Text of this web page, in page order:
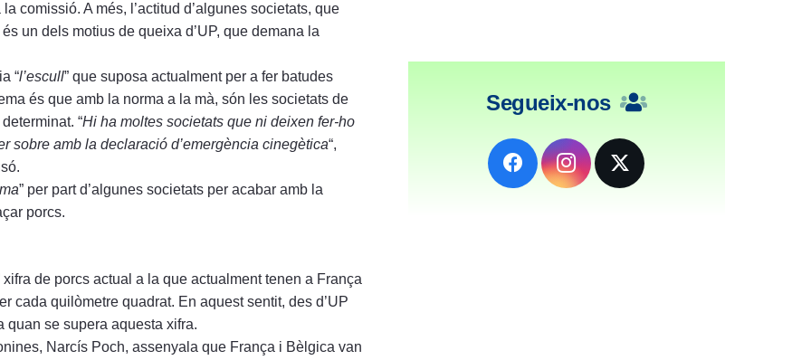
la comissió. A més, l’actitud d’algunes societats, que
un dels motius de queixa d’UP, que demana la
“l’escull” que suposa actualment per a fer batudes
és que amb la norma a la mà, són les societats de
“Hi ha moltes societats que ni deixen fer-ho
sobre amb la declaració d’emergència cinegètica“,
” per part d’algunes societats per acabar amb la
porcs.
xifra de porcs actual a la que actualment tenen a França
cada quilòmetre quadrat. En aquest sentit, des d’UP
quan se supera aquesta xifra.
Narcís Poch, assenyala que França i Bèlgica van
Segueix-nos